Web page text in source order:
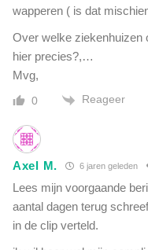
wapperen ( is dat
Over welke ziekenhuizen
hier precies?,…
Mvg,
0 Reageer
Axel M. 6 jaren geleden
Lees mijn voorgaande
aantal dagen terug
in de clip verteld.